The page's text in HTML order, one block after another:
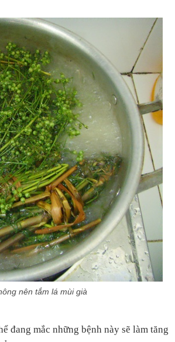
nên tắm lá mùi già
đang mắc những bệnh này sẽ làm tăng